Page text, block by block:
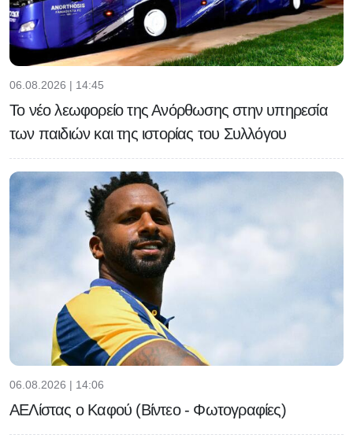
06.08.2026 | 14:45
Το νέο λεωφορείο της Ανόρθωσης στην υπηρεσία
των παιδιών και της ιστορίας του Συλλόγου
06.08.2026 | 14:06
ΑΕΛίστας ο Καφού (Βίντεο - Φωτογραφίες)